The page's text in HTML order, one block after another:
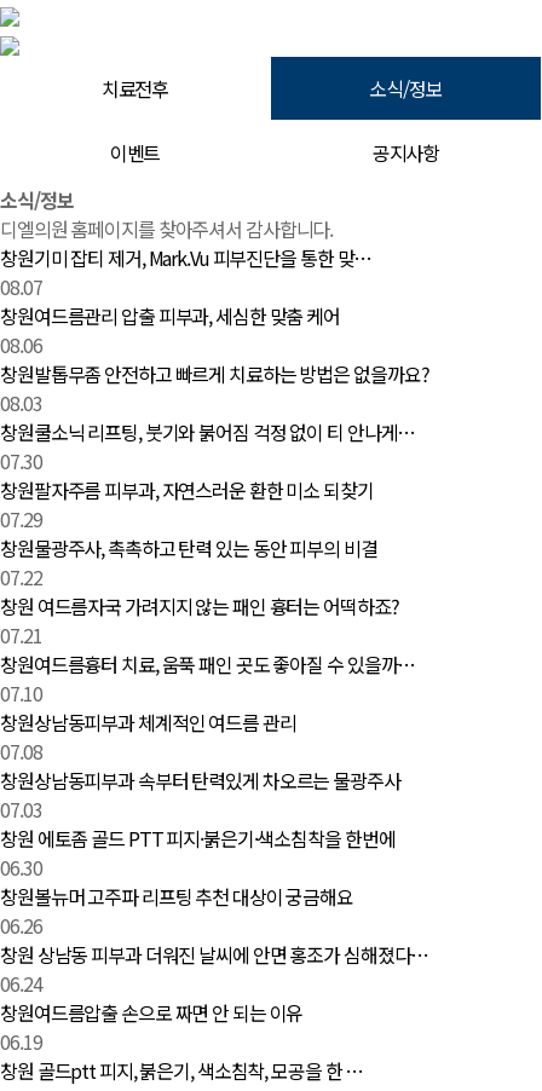
치료전후 소식/정보
이벤트
공지사항
소식/정보 | 창원 피부과 디엘의원
소식/정보
디엘의원 홈페이지를 찾아주셔서 감사합니다.
창원기미 잡티 제거, Mark.Vu 피부진단을 통한 맞…
08.07
창원여드름관리 압출 피부과, 세심한 맞춤 케어
08.06
창원발톱무좀 안전하고 빠르게 치료하는 방법은 없을까요?
08.03
창원쿨소닉 리프팅, 붓기와 붉어짐 걱정 없이 티 안나게…
07.30
창원팔자주름 피부과, 자연스러운 환한 미소 되찾기
07.29
창원물광주사, 촉촉하고 탄력 있는 동안 피부의 비결
07.22
창원 여드름자국 가려지지 않는 패인 흉터는 어떡하죠?
07.21
창원여드름흉터 치료, 움푹 패인 곳도 좋아질 수 있을까…
07.10
창원상남동피부과 체계적인 여드름 관리
07.08
창원상남동피부과 속부터 탄력있게 차오르는 물광주사
07.03
창원 에토좀 골드 PTT 피지·붉은기·색소침착을 한번에
06.30
창원볼뉴머 고주파 리프팅 추천 대상이 궁금해요
06.26
창원 상남동 피부과 더워진 날씨에 안면 홍조가 심해졌다…
06.24
창원여드름압출 손으로 짜면 안 되는 이유
06.19
창원 골드ptt 피지, 붉은기, 색소침착, 모공을 한 …